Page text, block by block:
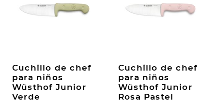
Cuchillo de chef
para niños
Wüsthof Junior
Verde
Cuchillo de chef
para niños
Wüsthof Junior
Rosa Pastel